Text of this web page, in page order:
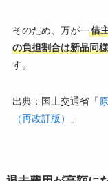
そのため、万が一借
の負担割合は新品同
す。
出典：国土交通省「
（再改訂版）
」